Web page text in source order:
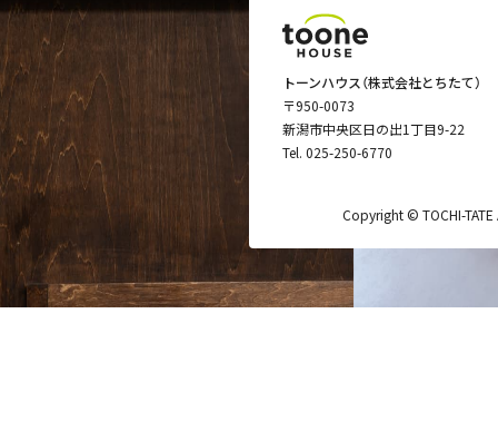
トーンハウス（株式会社とちたて）
〒950-0073
新潟市中央区日の出1丁目9-22
Tel. 025-250-6770
Copyright © TOCHI-TATE